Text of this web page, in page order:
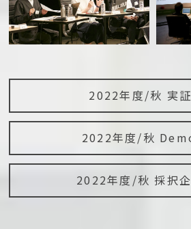
2022年度/秋 実
2022年度/秋
2022年度/秋 採択